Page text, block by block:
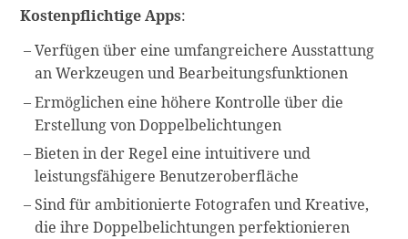
Kostenpflichtige Apps:
Verfügen über eine umfangreichere Ausstattung
an Werkzeugen und Bearbeitungsfunktionen
Ermöglichen eine höhere Kontrolle über die
Erstellung von Doppelbelichtungen
Bieten in der Regel eine intuitivere und
leistungsfähigere Benutzeroberfläche
Sind für ambitionierte Fotografen und Kreative,
die ihre Doppelbelichtungen perfektionieren